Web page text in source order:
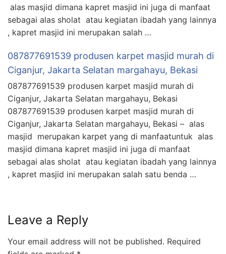
alas masjid dimana kapret masjid ini juga di manfaat
sebagai alas sholat atau kegiatan ibadah yang lainnya
, kapret masjid ini merupakan salah …
087877691539 produsen karpet masjid murah di
Ciganjur, Jakarta Selatan margahayu, Bekasi
087877691539 produsen karpet masjid murah di
Ciganjur, Jakarta Selatan margahayu, Bekasi
087877691539 produsen karpet masjid murah di
Ciganjur, Jakarta Selatan margahayu, Bekasi – alas
masjid merupakan karpet yang di manfaatuntuk alas
masjid dimana kapret masjid ini juga di manfaat
sebagai alas sholat atau kegiatan ibadah yang lainnya
, kapret masjid ini merupakan salah satu benda …
Leave a Reply
Your email address will not be published. Required